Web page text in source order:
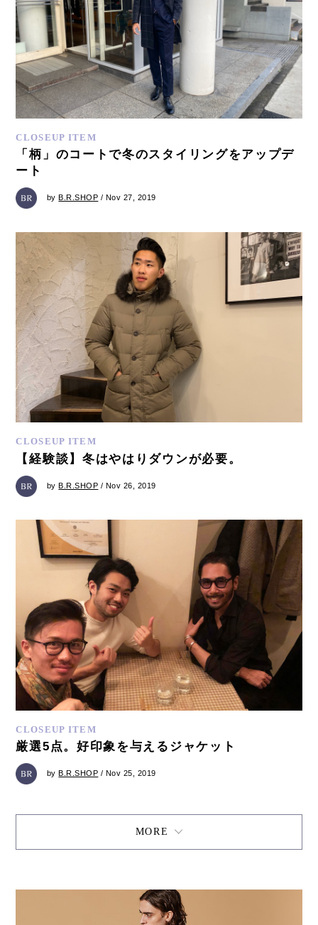
CLOSEUP ITEM
「柄」のコートで冬のスタイリングをアップデ
ート
byB.R.SHOP / Nov 27, 2019
CLOSEUP ITEM
【経験談】冬はやはりダウンが必要。
byB.R.SHOP / Nov 26, 2019
CLOSEUP ITEM
厳選5点。好印象を与えるジャケット
by B.R.SHOP / Nov 25, 2019
MORE